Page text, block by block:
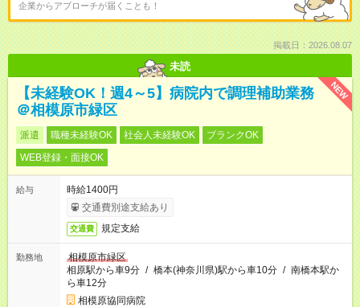
企業からアプローチが届くことも！
掲載日：2026.08.07
未読
NEW
【未経験OK！週4～5】病院内で調理補助業務
＠相模原市緑区
派遣 職種未経験OK 社会人未経験OK
ブランクOK
WEB登録・面接OK
給与
時給1400円
交通費別途支給あり
交通費 規定支給
勤務地
相模原市緑区
相原駅から車9分 / 橋本(神奈川県)駅から車10分 / 南橋本駅か
ら車12分
相模原協同病院